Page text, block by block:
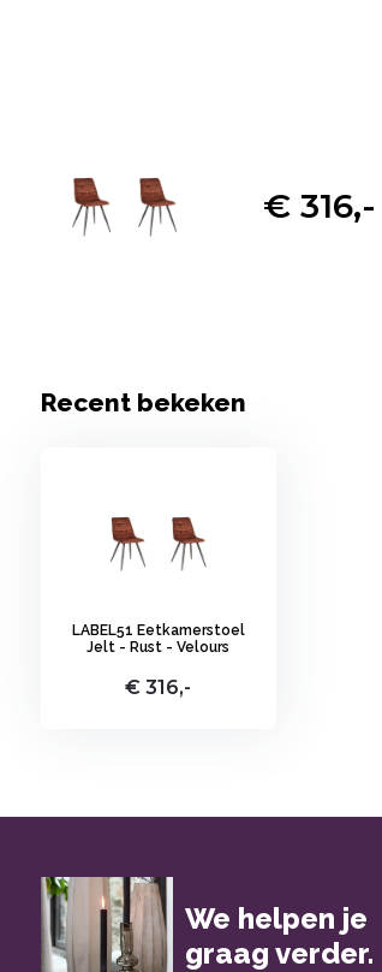
€ 316,-
Recent bekeken
LABEL51 Eetkamerstoel
Jelt - Rust - Velours
€ 316,-
We helpen je
graag verder.